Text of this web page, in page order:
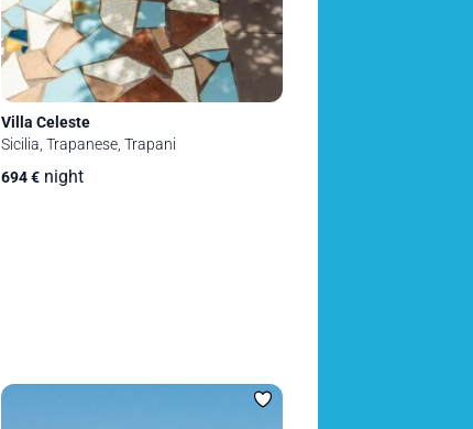
Villa Celeste
Sicilia, Trapanese, Trapani
694€ night